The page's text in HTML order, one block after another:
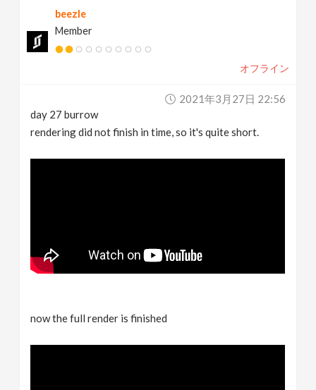
beezle
Member
オフライン
2021年3月27日 22:56
day 27 burrow
rendering did not finish in time, so it's quite short.
now the full render is finished